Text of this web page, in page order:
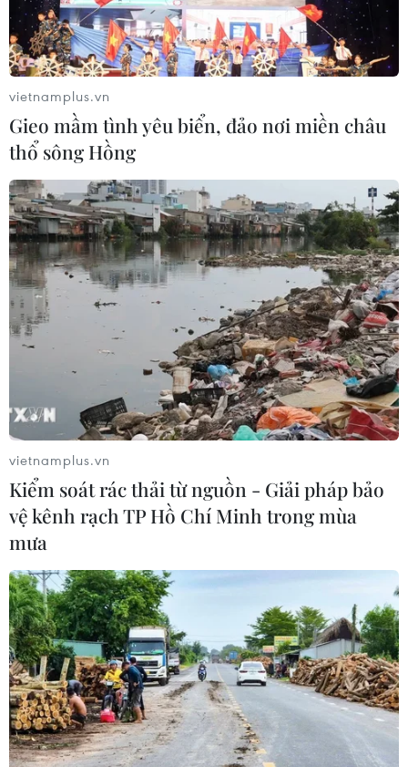
Vụ tai nạn máy bay ở Colombia: Bốn trẻ
em sống sót thần kỳ sau 17 ngày
18/05/2023 00:52
Sau nhiều ngày quần thảo trong khu rừng rậm, lực
lượng cứu hộ Colombia đã tìm thấy các nạn nhân 13, 9,
4 tuổi và một em bé 11 tháng tuổi sống sót thần kỳ sau vụ
tai nạn máy bay hôm 1/5.
Mỹ: Tai nạn giao thông khiến 6 người tử
vong ngay tại hiện trường
20/05/2023 03:44
vietnamplus.vn
Gieo mầm tình yêu biển, đảo nơi miền châu
thổ sông Hồng
vietnamplus.vn
Kiểm soát rác thải từ nguồn - Giải pháp bảo
vệ kênh rạch TP Hồ Chí Minh trong mùa
mưa